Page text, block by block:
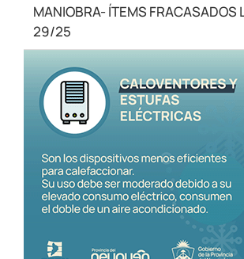
MANIOBRA- ÍTEMS FRACASADOS
29/25